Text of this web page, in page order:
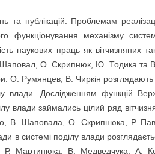
та публікацій. Проблемам
функціонування механізму
наукових праць як вітчизняних
В. Шаповал, О. Скрипнюк, Ю. Тодика та
О. Румянцев, В. Чиркін
влади. Дослідженням функцій
влади займались цілий ряд
В. Шаповала, О. Скрипнюка, Р.
в системі поділу влади
Р. Мартинюка, В. Медведчука, А.